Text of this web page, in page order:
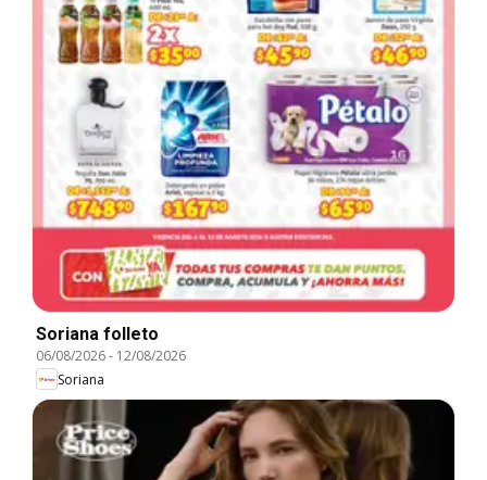
Soriana folleto
06/08/2026- 12/08/2026
Soriana